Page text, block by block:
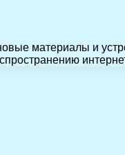
материалы и